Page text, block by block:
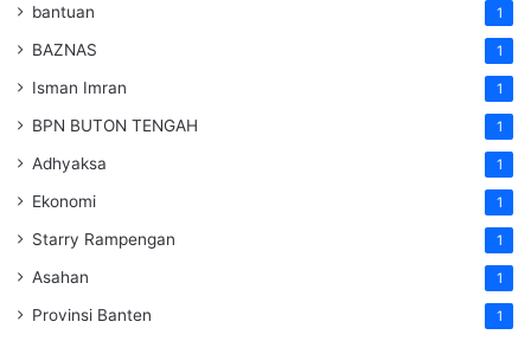
bantuan 1
BAZNAS 1
Isman Imran 1
BPN BUTON TENGAH 1
Adhyaksa 1
Ekonomi 1
Starry Rampengan 1
Asahan 1
Provinsi Banten 1